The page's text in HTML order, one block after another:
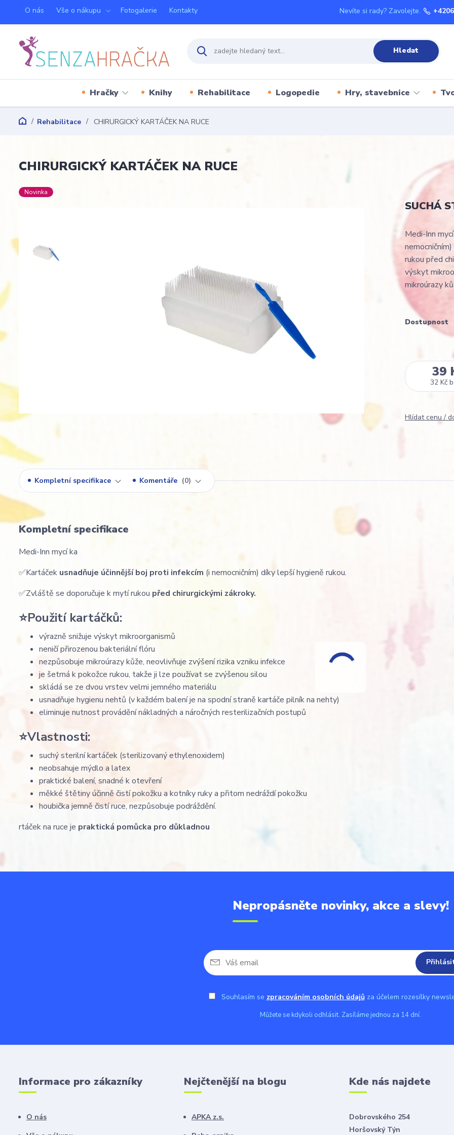
O nás Vše o nákupu Fotogalerie Kontakty
Hledat
Nevíte si rady? Zavolejte.
Hračky Knihy Rehabilitace Logopedie Hry, stavebnice
Rehabilitace CHIRURGICKÝ KARTÁČEK NA RUCE
CHIRURGICKÝ KARTÁČEK NA RUCE
Novinka
SUCHÁ
Medi-Inn
rukou před
výskyt
mikroúrazy
Dostupnost
39
32 Kč
Hlídat cenu /
Kompletní specifikace Komentáře 0
Kompletní specifikace
Medi-Inn mycí ka
✅Kartáček usnadňuje účinnější boj proti infekcím (i nemocničním) díky lepší hygieně rukou.
✅Zvláště se doporučuje k mytí rukou před chirurgickými zákroky.
⭐Použití kartáčků:
výrazně snižuje výskyt mikroorganismů
neničí přirozenou bakteriální flóru
nezpůsobuje mikroúrazy kůže, neovlivňuje zvýšení rizika vzniku infekce
je šetrná k pokožce rukou, takže ji lze používat se zvýšenou silou
skládá se ze dvou vrstev velmi jemného materiálu
usnadňuje hygienu nehtů (v každém balení je na spodní straně kartáče pilník na nehty)
eliminuje nutnost provádění nákladných a náročných resterilizačních postupů
⭐Vlastnosti:
suchý sterilní kartáček (sterilizovaný ethylenoxidem)
neobsahuje mýdlo a latex
praktické balení, snadné k otevření
měkké štětiny účinně čistí pokožku a kotníky ruky a přitom nedráždí pokožku
houbička jemně čistí ruce, nezpůsobuje podráždění.
rtáček na ruce je praktická pomůcka pro důkladnou
Nepropásněte novinky, akce a slevy!
Souhlasím se zpracováním osobních údajůza účelem rozesílky
Můžete se kdykoli odhlásit. Zasíláme jednou za 14 dní.
Informace pro zákazníky
O nás
Nejčtenější na blogu
APKA z.s.
Kde nás najdete
Dobrovského 254
Horšovský Týn